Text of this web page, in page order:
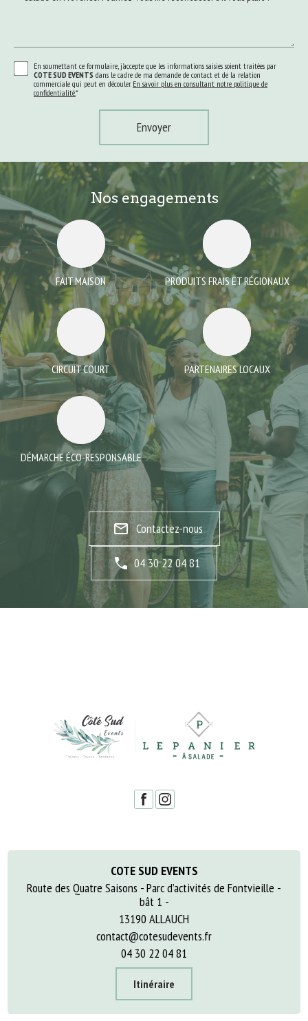
En soumettant ce formulaire, j'accepte que les informations saisies soient traitées par
COTE SUD EVENTS dans le cadre de ma demande de contact et de la relation
commerciale qui peut en découler. En savoir plus en consultant notre politique de
confidentialité.*
Nos engagements
FAIT MAISON PRODUITS FRAIS ET RÉGIONAUX
CIRCUIT COURT PARTENAIRES LOCAUX
DÉMARCHE ÉCO-RESPONSABLE
mail_outline Contactez-nous
04 30 22 04 81
COTE SUD EVENTS
Route des Quatre Saisons - Parc d’activités de Fontvieille -
bât 1 -
13190 ALLAUCH
contact@cotesudevents.fr
04 30 22 04 81
Itinéraire